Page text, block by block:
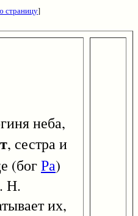
страницу]
неба,
, сестра и
(богРа)
Н.
их,